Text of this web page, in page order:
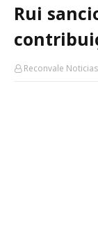
Rui
Reconvale Noticias